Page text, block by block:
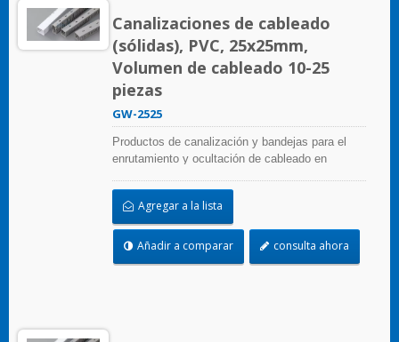
Canalizaciones de cableado
(sólidas), PVC, 25x25mm,
Volumen de cableado 10-25
piezas
GW-2525
Productos de canalización y bandejas para el
enrutamiento y ocultación de cableado en
numerosas configuraciones, materiales, tamaños
y colores para adaptarse a cualquier aplicación.
Seleccione entre una amplia gama de accesorios
y herramientas para una fácil instalación.
Agregar a la lista
Añadir a comparar consulta ahora